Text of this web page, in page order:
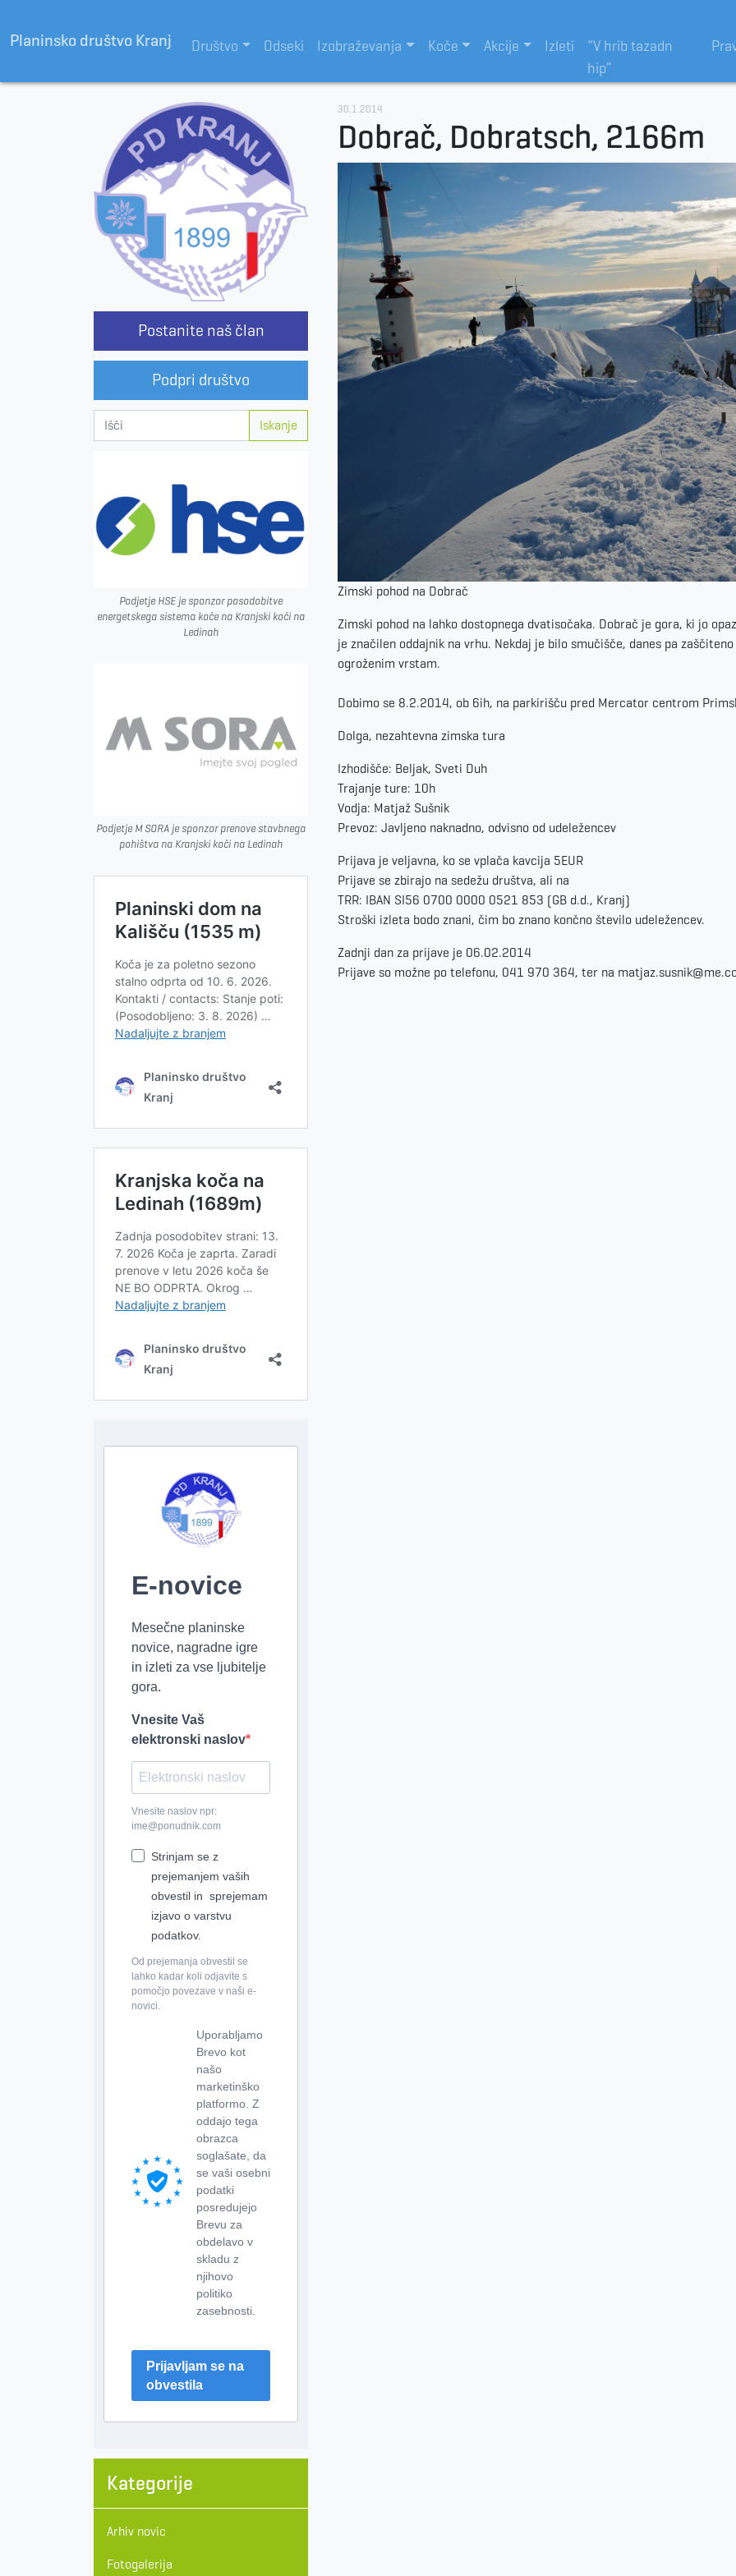
Planinsko društvo Kranj Društvo Odseki Izobraževanja Koče Akcije Izleti
“V hrib tazadn
hip”
30.1.2014
Dobrač, Dobratsch, 2166m
Zimski pohod na Dobrač
Zimski pohod na lahko dostopnega dvatisočaka. Dobrač je gora, ki jo
je značilen oddajnik na vrhu. Nekdaj je bilo smučišče, danes pa
ogroženim vrstam.
Dobimo se 8.2.2014, ob 6ih, na parkirišču pred Mercator centrom
Dolga, nezahtevna zimska tura
Izhodišče: Beljak, Sveti Duh
Trajanje ture: 10h
Vodja: Matjaž Sušnik
Prevoz: Javljeno naknadno, odvisno od udeležencev
Prijava je veljavna, ko se vplača kavcija 5EUR
Prijave se zbirajo na sedežu društva, ali na
TRR: IBAN SI56 0700 0000 0521 853 (GB d.d., Kranj)
Stroški izleta bodo znani, čim bo znano končno število udeležencev.
Zadnji dan za prijave je 06.02.2014
Prijave so možne po telefonu, 041 970 364, ter na
Postanite naš član
Podpri društvo
Iskanje
Podjetje HSE je sponzor posodobitve
energetskega sistema koče na Kranjski koči na
Ledinah
Podjetje M SORA je sponzor prenove stavbnega
pohištva na Kranjski koči na Ledinah
E-novice
Mesečne planinske
novice, nagradne igre
in izleti za vse ljubitelje
gora.
Vnesite Vaš
elektronski naslov
Vnesite naslov npr:
ime@ponudnik.com
Strinjam se z
prejemanjem vaših
obvestil in sprejemam
izjavo o varstvu
podatkov.
Od prejemanja obvestil se
lahko kadar koli odjavite s
pomočjo povezave v naši e-
novici.
Uporabljamo
Brevo kot
našo
marketinško
platformo. Z
oddajo tega
obrazca
soglašate, da
se vaši osebni
podatki
posredujejo
Brevu za
obdelavo v
skladu z
njihovo
politiko
zasebnosti.
Prijavljam se na
obvestila
Kategorije
Arhiv novic
Fotogalerija